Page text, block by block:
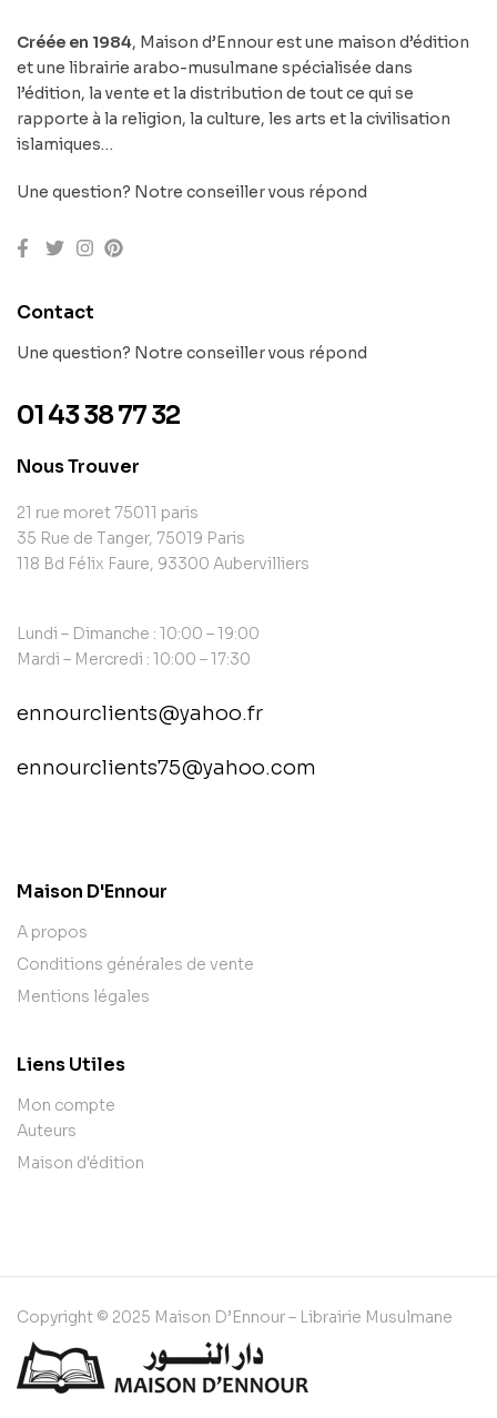
Créée en 1984, Maison d’Ennour est une maison d’édition
et une librairie arabo-musulmane spécialisée dans
l’édition, la vente et la distribution de tout ce qui se
rapporte à la religion, la culture, les arts et la civilisation
islamiques…
Une question? Notre conseiller vous répond
Contact
Une question? Notre conseiller vous répond
01 43 38 77 32
Nous Trouver
21 rue moret 75011 paris
35 Rue de Tanger, 75019 Paris
118 Bd Félix Faure, 93300 Aubervilliers
Lundi – Dimanche : 10:00 – 19:00
Mardi – Mercredi : 10:00 – 17:30
ennourclients@yahoo.fr
ennourclients75@yahoo.com
Maison D'Ennour
A propos
Conditions générales de vente
Mentions légales
Liens Utiles
Mon compte
Auteurs
Maison d'édition
Copyright © 2025 Maison D’Ennour – Librairie Musulmane